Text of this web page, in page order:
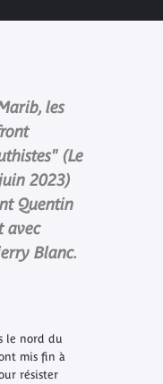
les
(Le
2023)
Quentin
avec
Blanc.
le nord du
mis fin à
résister